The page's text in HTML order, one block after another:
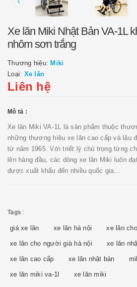
Xe lăn Miki Nhật Bản VA-1L
nhôm sơn trắng
Thương hiệu: Miki
Loại: Xe lăn
Liên hệ
Mô tả :
Xe lăn Miki VA-1L là sản phẩm thuộc
những thương hiệu xe lăn cao cấp và lâu
từ năm 1965. Với triết lý chú trọng từng
lên hàng đầu, các dòng xe lăn Miki luôn
được xuất khẩu đến nhiều quốc gia...
Tags :
giá xe lăn xe lăn hà nội xe lăn
xe lăn cho người già hà nội xe lăn
xe lăn cao cấp xe lăn nhật bản
xe lăn miki va-1l xe lăn miki